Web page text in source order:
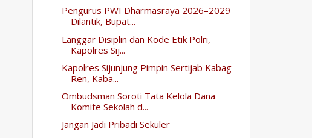
Pengurus PWI Dharmasraya 2026–2029
Dilantik, Bupat...
Langgar Disiplin dan Kode Etik Polri,
Kapolres Sij...
Kapolres Sijunjung Pimpin Sertijab Kabag
Ren, Kaba...
Ombudsman Soroti Tata Kelola Dana
Komite Sekolah d...
Jangan Jadi Pribadi Sekuler